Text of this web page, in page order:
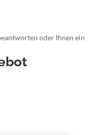
oder Ihnen ein